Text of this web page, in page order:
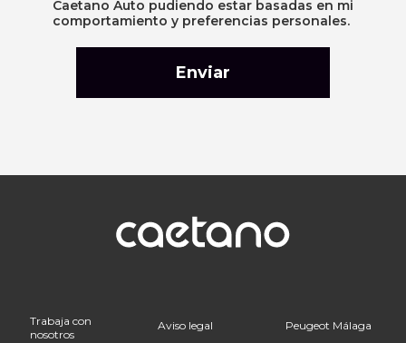
Caetano Auto pudiendo estar basadas en mi
comportamiento y preferencias personales.
Trabaja con
nosotros
Aviso legal Peugeot Málaga